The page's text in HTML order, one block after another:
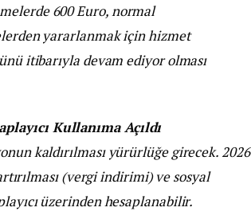
600 Euro, normal
yararlanmak için hizmet
itibarıyla devam ediyor olması
Kullanıma Açıldı
kaldırılması yürürlüğe girecek. 2026
(vergi indirimi) ve sosyal
üzerinden hesaplanabilir.